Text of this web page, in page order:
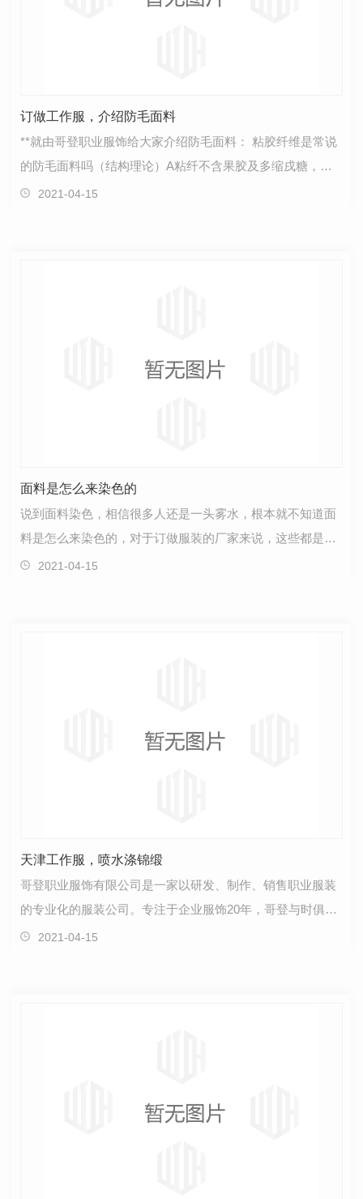
订做工作服，介绍防毛面料
**就由哥登职业服饰给大家介绍防毛面料： 粘胶纤维是常说
的防毛面料吗（结构理论）A粘纤不含果胶及多缩戌糖，而
棉纤维含1.2%；粘纤其它灰份的含量为微量，棉…
2021-04-15
面料是怎么来染色的
说到面料染色，相信很多人还是一头雾水，根本就不知道面
料是怎么来染色的，对于订做服装的厂家来说，这些都是小
事，就让专业的哥登服饰来和大家谈面料的染色问题吧…
2021-04-15
天津工作服，喷水涤锦缎
哥登职业服饰有限公司是一家以研发、制作、销售职业服装
的专业化的服装公司。专注于企业服饰20年，哥登与时俱
进，不断创新，为**用户提供更高性价比的职业服饰产品…
2021-04-15